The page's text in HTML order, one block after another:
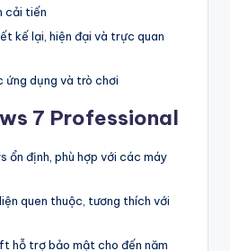
cải tiến
kế lại, hiện đại và trực quan
dụng và trò chơi
7 Professional
ổn định, phù hợp với các máy
quen thuộc, tương thích với
hỗ trợ bảo mật cho đến năm